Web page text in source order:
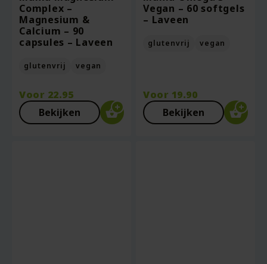
Complex –
Magnesium &
Calcium – 90
capsules – Laveen
glutenvrij vegan
Voor 22.95
Bekijken
Vegan – 60 softgels
– Laveen
glutenvrij vegan
Voor 19.90
Bekijken